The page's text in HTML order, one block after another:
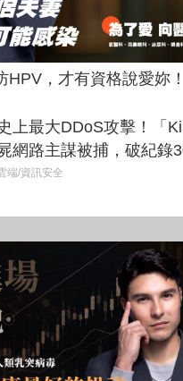
HPV，才有資格說愛妳！
上最大DDoS攻擊！「
網路主謀被捕，破紀錄
瘓全球！
端/資訊安全